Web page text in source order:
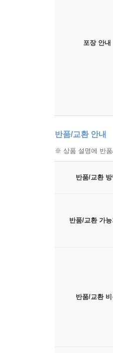
포장 안내
반품/교환 안내
※ 상품 설명에 반
반품/교환 방
반품/교환 가
반품/교환